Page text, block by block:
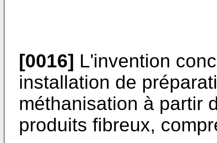
[0016] L'invention
installation de
méthanisation à partir
produits fibreux,